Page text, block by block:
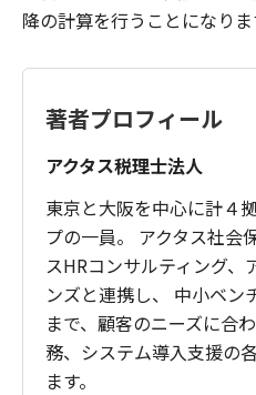
降の計算を行うことになりま
著者プロフィール
アクタス税理士法人
東京と大阪を中心に計４
プの一員。 アクタス社会
スHRコンサルティング、
ンズと連携し、 中小ベン
まで、顧客のニーズに合
務、システム導入支援の
ます。